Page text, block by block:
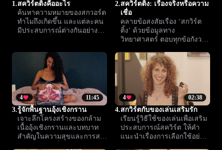
1.สควิร์ตติ้งคืออะไร
ค้นหาความหมายของสกวอร์ต
ทำไมถึงเกิดขึ้น และแต่ละคน
มีประสบการณ์ต่างกันอย่างไร
2.สควิร์ตติ้ง: เรื่องจริงหรือความ
เชื่อ
คลายข้อสงสัยเรื่อง ‘สกวิร์ต
ติ้ง’ ด้วยข้อมูลทาง
วิทยาศาสตร์ ตอบทุกข้อกังวล
คุณเข้าใจและเรียนรู้หัวข้อนี้
อย่างมั่นใจ
11:45
4
3.รู้จักพื้นฐานอุ้งเชิงกราน
เจาะลึกโครงสร้างของกล้าม
เนื้ออุ้งเชิงกรานและบทบาท
สำคัญในความสุขและการสค
02:38
4
4.สกวิร์ตกับของเล่นเสริมรัก
เรียนรู้วิธีใช้ของเล่นเพื่อเสริม
ประสบการณ์สควิร์ต ให้คำ
แนะนำเรื่องการเลือกใช้อย่าง